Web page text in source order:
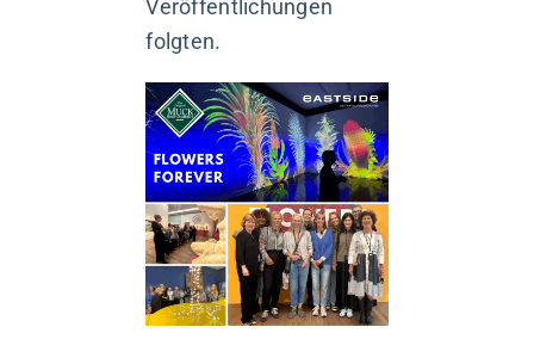
Veröffentlichungen
folgten.